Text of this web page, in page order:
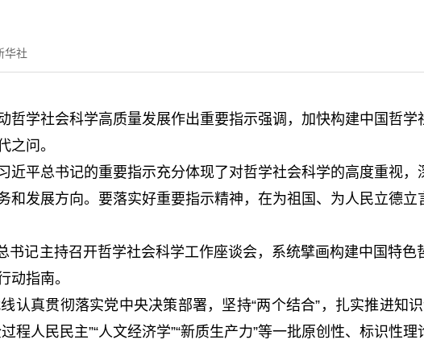
华社
学社会科学高质量发展作出重要指示强调，加快构建中国哲学
之问。
平总书记的重要指示充分体现了对哲学社会科学的高度重视，
和发展方向。要落实好重要指示精神，在为祖国、为人民立德
记主持召开哲学社会科学工作座谈会，系统擘画构建中国特色
动指南。
真贯彻落实党中央决策部署，坚持“两个结合”，扎实推进知
过程人民民主”“人文经济学”“新质生产力”等一批原创性、标识性